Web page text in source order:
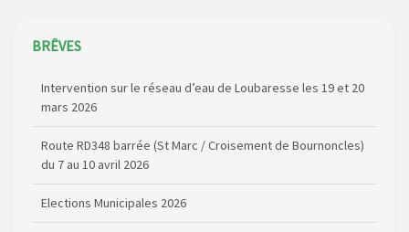
BRÊVES
Intervention sur le réseau d’eau de Loubaresse les 19 et 20
mars 2026
Route RD348 barrée (St Marc / Croisement de Bournoncles)
du 7 au 10 avril 2026
Elections Municipales 2026